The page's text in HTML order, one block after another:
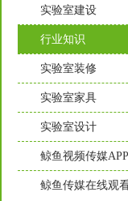
实验室建设
行业知识
实验室装修
实验室家具
实验室设计
鲸鱼视频传媒
鲸鱼传媒在线观